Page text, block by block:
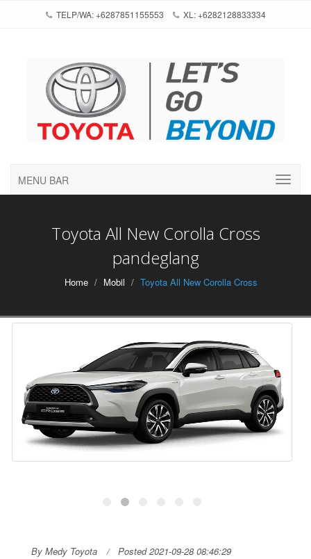
TELP/WA: +6287851155553 XL: +6282128833334
MENU BAR
Toyota All New Corolla Cross
pandeglang
Home Mobil Toyota All New Corolla Cross
By Medy Toyota Posted 2021-09-28 08:46:29